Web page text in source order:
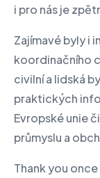
i pro nás je
Zajímavé byly i
koordinačního
civilní a lidská
praktických
Evropské unie
průmyslu a
Thank you